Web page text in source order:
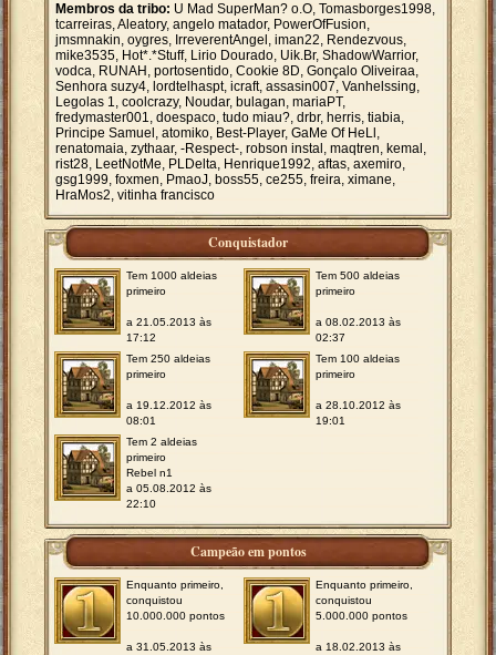
Membros da tribo: U Mad SuperMan? o.O, Tomasborges1998,
tcarreiras, Aleatory, angelo matador, PowerOfFusion,
jmsmnakin, oygres, IrreverentAngel, iman22, Rendezvous,
mike3535, Hot*.*Stuff, Lirio Dourado, Uik.Br, ShadowWarrior,
vodca, RUNAH, portosentido, Cookie 8D, Gonçalo Oliveiraa,
Senhora suzy4, lordtelhaspt, icraft, assasin007, Vanhelssing,
Legolas 1, coolcrazy, Noudar, bulagan, mariaPT,
fredymaster001, doespaco, tudo miau?, drbr, herris, tiabia,
Principe Samuel, atomiko, Best-Player, GaMe Of HeLl,
renatomaia, zythaar, -Respect-, robson instal, maqtren, kemal,
rist28, LeetNotMe, PLDelta, Henrique1992, aftas, axemiro,
gsg1999, foxmen, PmaoJ, boss55, ce255, freira, ximane,
HraMos2, vitinha francisco
Conquistador
Tem 1000 aldeias
primeiro
a 21.05.2013 às
17:12
Tem 500 aldeias
primeiro
a 08.02.2013 às
02:37
Tem 250 aldeias
primeiro
a 19.12.2012 às
08:01
Tem 100 aldeias
primeiro
a 28.10.2012 às
19:01
Tem 2 aldeias
primeiro
Rebel n1
a 05.08.2012 às
22:10
Campeão em pontos
Enquanto primeiro,
conquistou
10.000.000 pontos
a 31.05.2013 às
Enquanto primeiro,
conquistou
5.000.000 pontos
a 18.02.2013 às